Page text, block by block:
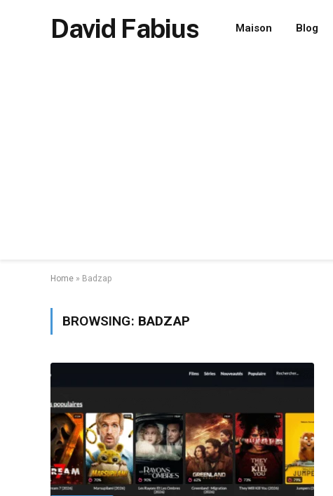
David Fabius Maison Blog
Home » Badzap
BROWSING: BADZAP